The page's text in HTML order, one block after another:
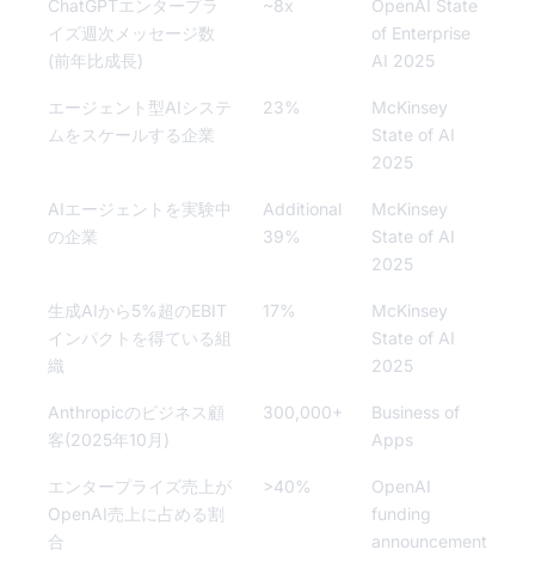
ChatGPTエンタープラ
イズ週次メッセージ数
(前年比成長)
~8x
OpenAI State
of Enterprise
AI 2025
エージェント型AIシステ
ムをスケールする企業
23%
McKinsey
State of AI
2025
AIエージェントを実験中
の企業
Additional
39%
McKinsey
State of AI
2025
生成AIから5%超のEBIT
インパクトを得ている組
織
17%
McKinsey
State of AI
2025
Anthropicのビジネス顧
客(2025年10月)
300,000+
Business of
Apps
エンタープライズ売上が
OpenAI売上に占める割
合
>40%
OpenAI
funding
announcement